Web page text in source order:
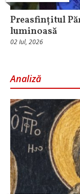
Preasfințitul
luminoasă
02 Iul, 2026
Analiză